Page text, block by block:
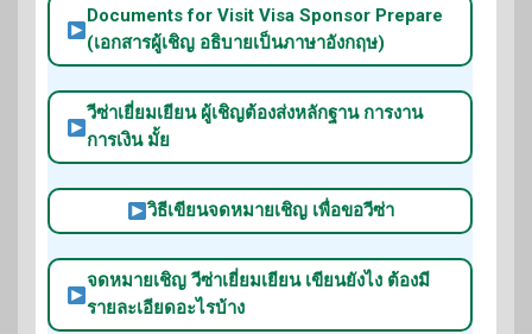
Documents for Visit Visa Sponsor Prepare
(เอกสารผู้เชิญ อธิบายเป็นภาษาอังกฤษ)
วีซ่าเยี่ยมเยียน ผู้เชิญต้องส่งหลักฐาน การงาน
การเงิน มั้ย
วิธีเขียนจดหมายเชิญ เพื่อขอวีซ่า
จดหมายเชิญ วีซ่าเยี่ยมเยียน เขียนยังไง ต้องมี
รายละเอียดอะไรบ้าง